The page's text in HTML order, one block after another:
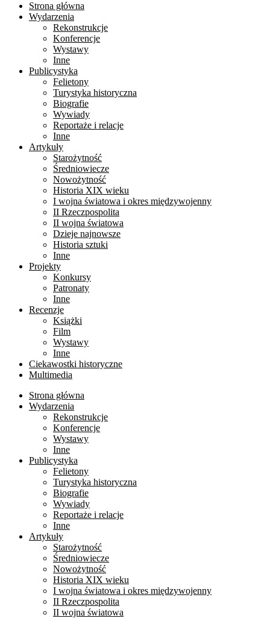
Strona główna
Wydarzenia
Rekonstrukcje
Konferencje
Wystawy
Inne
Publicystyka
Felietony
Turystyka historyczna
Biografie
Wywiady
Reportaże i relacje
Inne
Artykuły
Starożytność
Średniowiecze
Nowożytność
Historia XIX wieku
I wojna światowa i okres międzywojenny
II Rzeczpospolita
II wojna światowa
Dzieje najnowsze
Historia sztuki
Inne
Projekty
Konkursy
Patronaty
Inne
Recenzje
Książki
Film
Wystawy
Inne
Ciekawostki historyczne
Multimedia
Strona główna
Wydarzenia
Rekonstrukcje
Konferencje
Wystawy
Inne
Publicystyka
Felietony
Turystyka historyczna
Biografie
Wywiady
Reportaże i relacje
Inne
Artykuły
Starożytność
Średniowiecze
Nowożytność
Historia XIX wieku
I wojna światowa i okres międzywojenny
II Rzeczpospolita
II wojna światowa